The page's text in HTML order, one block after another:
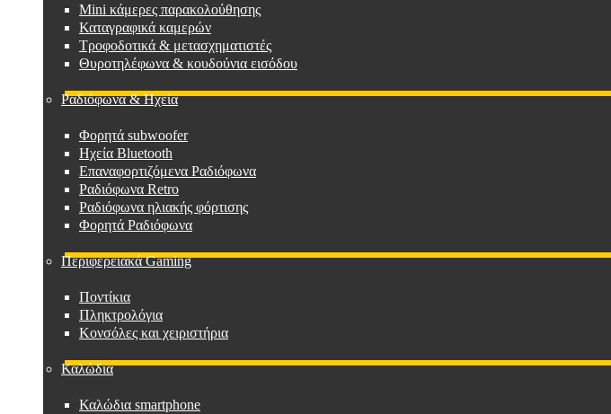
Mini κάμερες παρακολούθησης
Καταγραφικά καμερών
Τροφοδοτικά & μετασχηματιστές
Θυροτηλέφωνα & κουδούνια εισόδου
Ραδιόφωνα & Ηχεία
Φορητά subwoofer
Ηχεία Bluetooth
Επαναφορτιζόμενα Ραδιόφωνα
Ραδιόφωνα Retro
Ραδιόφωνα ηλιακής φόρτισης
Φορητά Ραδιόφωνα
Περιφερειακά Gaming
Ποντίκια
Πληκτρολόγια
Κονσόλες και χειριστήρια
Καλώδια
Καλώδια smartphone